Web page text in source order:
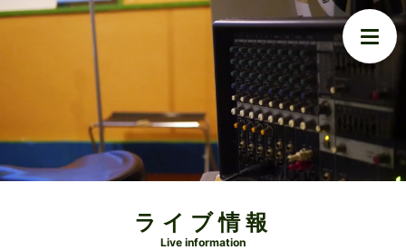
ライブ情報
Live information